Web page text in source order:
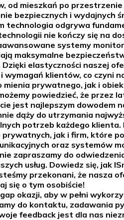
od mieszkań po
bezpiecznych i wydajnych
technologia odgrywa
nie kończy się na
systemy
maksymalne
Dzięki elastyczności naszej
wymagań klientów, co czyni
mienia prywatnego, jak i
powiedzieć, że przez
jest najlepszym dowodem
dąży do utrzymania
potrzeb każdego
prywatnych, jak i firm, które
oraz systemów
zapraszamy do
usług. Dowiedz się, jak
przekonani, że nasza
się o tym osobiście!
okazji, aby w pełni
do kontaktu, zadawania
feedback jest dla nas